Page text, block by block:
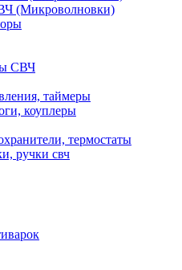
(Микроволновки)
СВЧ
таймеры
коуплеры
термостаты
ручки свч